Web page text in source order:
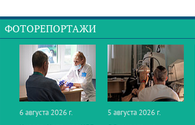
ФОТОРЕПОРТАЖИ
6 августа 2026 г.
5 августа 2026 г.